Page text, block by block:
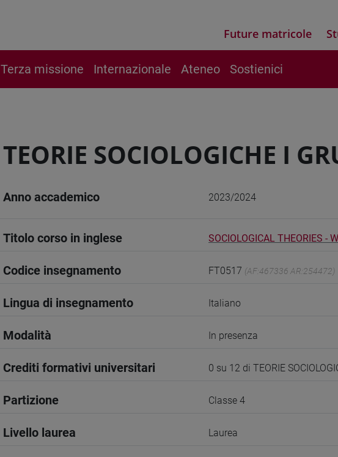
Future matricole
Terza missione Internazionale Ateneo Sostienici
TEORIE SOCIOLOGICHE I
Anno accademico 2023/2024
Titolo corso in inglese SOCIOLOGICAL THEORIES -
Codice insegnamento FT0517 (AF:467336 AR:254472)
Lingua di insegnamento Italiano
Modalità In presenza
Crediti formativi universitari 0 su 12 di TEORIE
Partizione Classe 4
Livello laurea Laurea